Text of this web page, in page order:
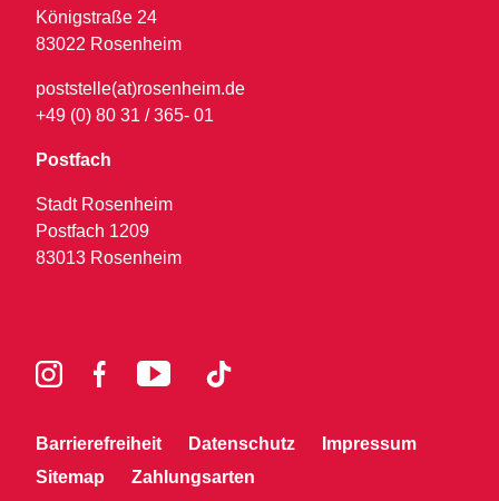
Königstraße 24
83022 Rosenheim
poststelle(at)rosenheim.de
+49 (0) 80 31 / 365- 01
Postfach
Stadt Rosenheim
Postfach 1209
83013 Rosenheim
Barrierefreiheit Datenschutz
Impressum
Sitemap
Zahlungsarten